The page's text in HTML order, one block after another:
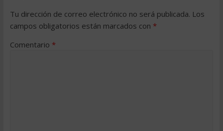
Tu dirección de correo electrónico no será publicada. Los
campos obligatorios están marcados con *
Comentario *